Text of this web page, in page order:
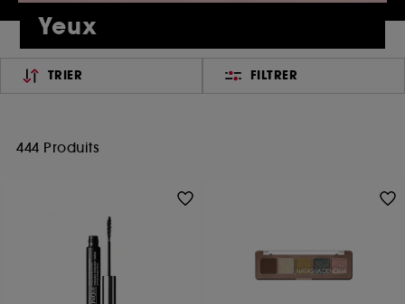
Yeux
TRIER FILTRER
444 Produits